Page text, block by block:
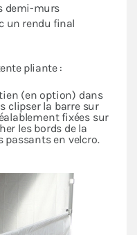
demi-murs
un rendu final
pliante :
(en option) dans
clipser la barre sur
fixées sur
les bords de la
passants en velcro.